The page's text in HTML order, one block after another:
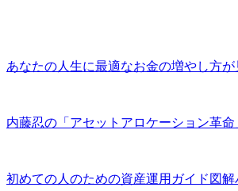
あなたの人生に最適なお金の増やし方
内藤忍の「アセットアロケーション革
初めての人のための資産運用ガイド図解